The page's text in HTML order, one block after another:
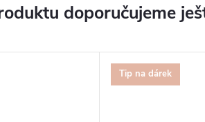
doporučujeme
Tip na dárek